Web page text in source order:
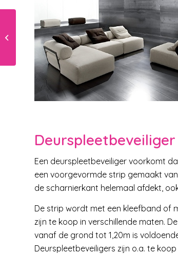
Deurspleetbeveiliger
Een deurspleetbeveiliger voorkomt
een voorgevormde strip gemaakt
de scharnierkant helemaal afdekt,
De strip wordt met een kleefband of
zijn te koop in verschillende maten.
vanaf de grond tot 1,20m is
Deurspleetbeveiligers zijn o.a. te
Knuffel